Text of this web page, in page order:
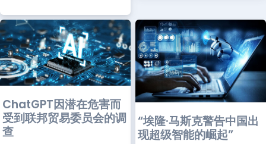
ChatGPT因潜在危害而
受到联邦贸易委员会的调
查
“埃隆·马斯克警告中国出
现超级智能的崛起”